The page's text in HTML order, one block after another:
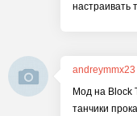
настраивать
andreymmx23
Мод на Block
танчики